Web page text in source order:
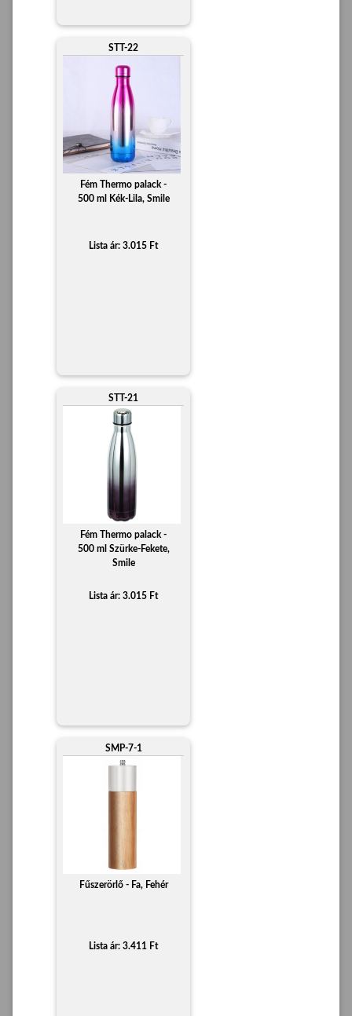
STT-22
Fém Thermo palack -
500 ml Kék-Lila, Smile
Lista ár: 3.015 Ft
STT-21
Fém Thermo palack -
500 ml Szürke-Fekete,
Smile
Lista ár: 3.015 Ft
SMP-7-1
Fűszerörlő - Fa, Fehér
Lista ár: 3.411 Ft